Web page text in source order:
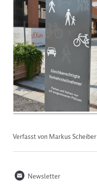
Verfasst von Markus Scheiber
n Newsletter